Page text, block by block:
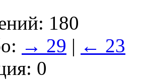
180
→ 29 | ← 23
0